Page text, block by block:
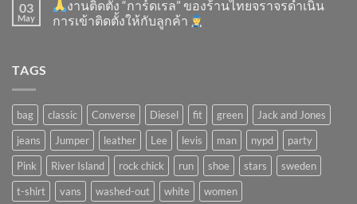
03
May
งานติดตั้ง “การ์ดเรล” ของร้านไทยจราจรดำเนิน
การเข้าติดตั้ง​ให้กับลูกค้า
TAGS
bag classic Converse Diesel fit green
Jack and Jones
jeans
Jumper leather Lee levis man nypd
party
Pink
River Island rock chick run shoe stars
sweden
t-shirt
vans washed-out white women